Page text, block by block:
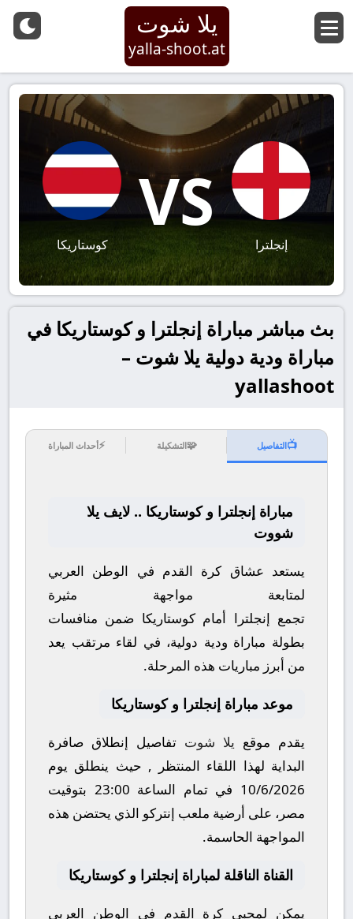
يلا شوت
yalla-shoot.at
إنجلترا
VS
كوستاريكا
بث مباشر مباراة إنجلترا و كوستاريكا في
مباراة ودية دولية يلا شوت –
yallashoot
📺التفاصيل 🧩التشكيلة ⚡أحداث المباراة
مباراة إنجلترا و كوستاريكا .. لايف يلا
شووت
يستعد عشاق كرة القدم في الوطن العربي
لمتابعة مواجهة مثيرة
تجمع إنجلترا أمامكوستاريكا ضمن منافسات
بطولة مباراة ودية دولية، في لقاء مرتقب يعد
من أبرز مباريات هذه المرحلة.
موعد مباراة إنجلترا و كوستاريكا
يقدم موقع يلا شوت تفاصيل إنطلاق صافرة
البداية لهذا اللقاء المنتظر , حيث ينطلق يوم
10/6/2026 في تمام الساعة 23:00 بتوقيت
مصر، على أرضية ملعب إنتركو الذي يحتضن هذه
المواجهة الحاسمة.
القناة الناقلة لمباراة إنجلترا و كوستاريكا
يمكن لمحبي كرة القدم في الوطن العربي